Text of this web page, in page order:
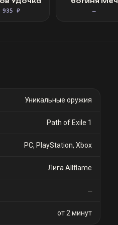
935 ₽ —
Уникальные оружия
Path of Exile 1
PC, PlayStation, Xbox
Лига Allflame
—
от 2 минут